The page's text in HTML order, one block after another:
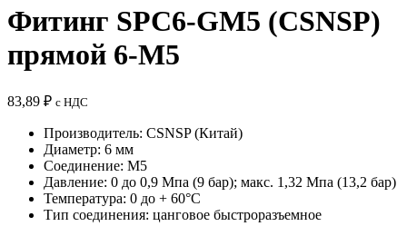
Фитинг SPC6-GM5 (CSNSP)
прямой 6-M5
83,89 ₽ с НДС
Производитель: CSNSP (Китай)
Диаметр: 6 мм
Соединение: M5
Давление: 0 до 0,9 Мпа (9 бар); макс. 1,32 Мпа (13,2 бар)
Температура: 0 до + 60°C
Тип соединения: цанговое быстроразъемное